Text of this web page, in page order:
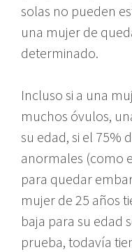
solas no pueden
una mujer de
determinado.
Incluso si a una
muchos óvulos,
su edad, si el 75%
anormales (como
para quedar
mujer de 25 años
baja para su edad
prueba, todavía